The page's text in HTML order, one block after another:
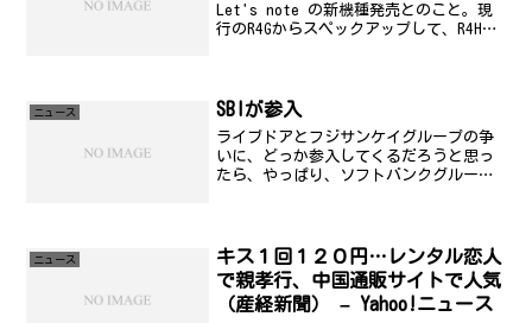
Let's note の新機種発売とのこと。現
行のR4Gからスペックアップして、R4Hと
の機種も...
ニュース SBIが参入
ライブドアとフジサンケイグループの争
いに、どっか参入してくるだろうと思っ
たら、やっぱり、ソフトバンクグループ
ゆる六本木軍団の手中に結...
ニュース
キス１回１２０円…レンタル恋人
で親孝行、中国通販サイトで人気
（産経新聞） – Yahoo!ニュース